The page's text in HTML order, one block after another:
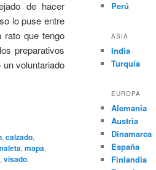
de hacer
lo puse entre
rato que tengo
preparativos
voluntariado
, calzado,
, mapa,
, visado,
Perú
ASIA
India
Turquía
EUROPA
Alemania
Austria
Dinamarca
España
Finlandia